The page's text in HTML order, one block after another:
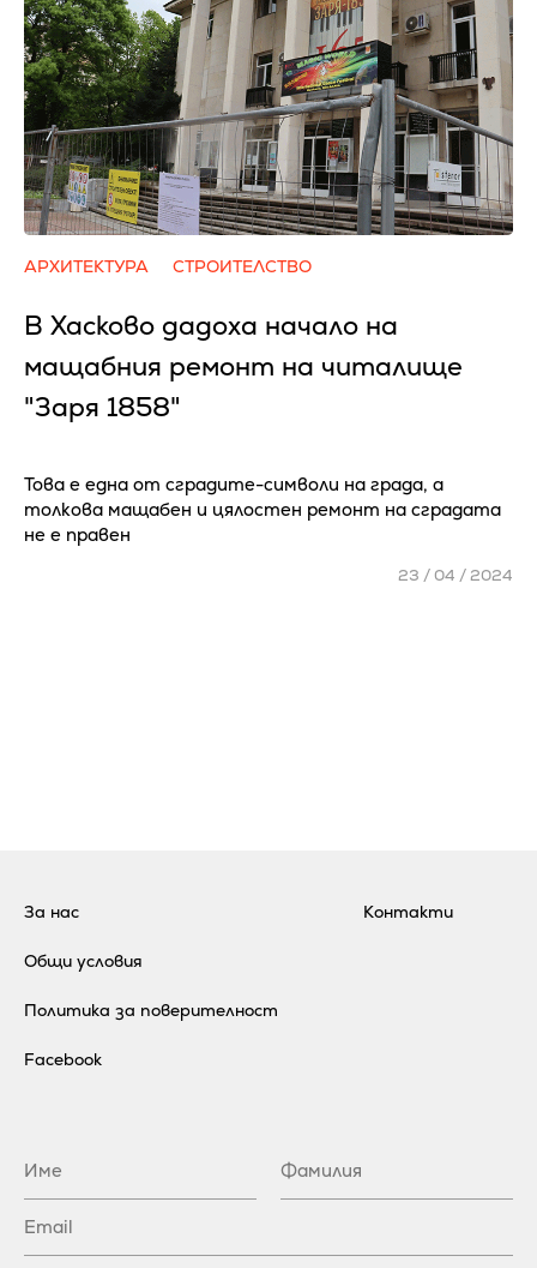
АРХИТЕКТУРА СТРОИТЕЛСТВО
В Хасково дадоха начало на
мащабния ремонт на читалище
"Заря 1858"
Това е една от сградите-символи на града, а
толкова мащабен и цялостен ремонт на сградата
не е правен
23 / 04 / 2024
За нас
Общи условия
Политика за поверителност
Контакти
Facebook